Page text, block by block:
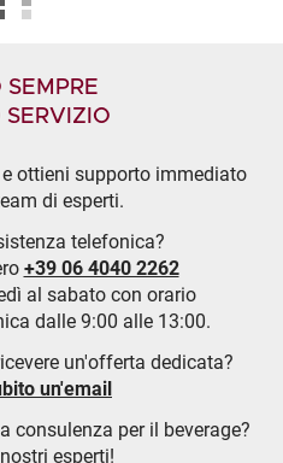
SEMPRE
ottieni supporto immediato
di esperti.
telefonica?
+39 06 4040 2262
al sabato con orario
dalle 9:00 alle 13:00.
un'offerta dedicata?
un'email
consulenza per il beverage?
esperti!